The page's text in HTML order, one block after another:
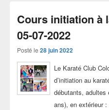
Cours initiation à
05-07-2022
Posté le 28 juin 2022
Le Karaté Club
d’initiation au
débutants, adultes
ans), en extérieur :